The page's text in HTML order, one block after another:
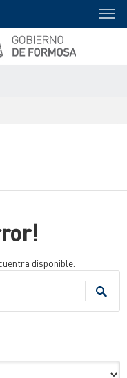
disponible.